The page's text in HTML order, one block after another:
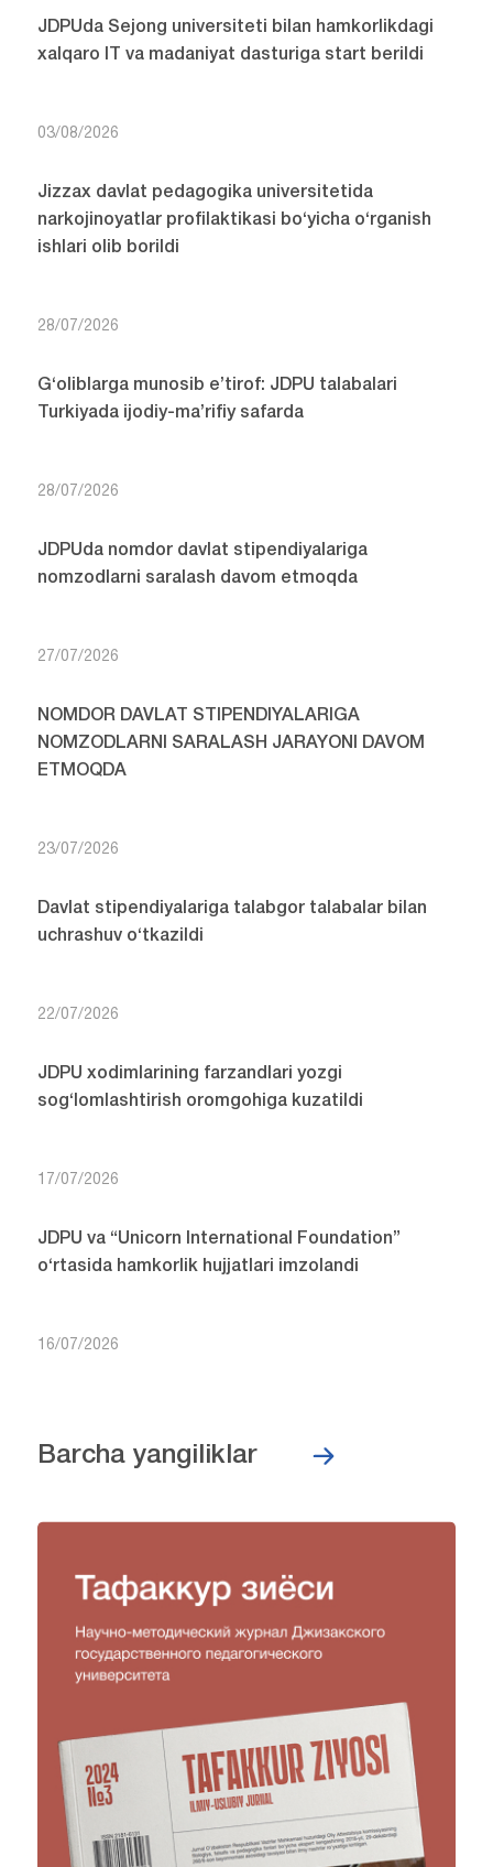
JDPUda Sejong universiteti bilan hamkorlikdagi
xalqaro IT va madaniyat dasturiga start berildi
03/08/2026
Jizzax davlat pedagogika universitetida
narkojinoyatlar profilaktikasi bo‘yicha o‘rganish
ishlari olib borildi
28/07/2026
G‘oliblarga munosib e’tirof: JDPU talabalari
Turkiyada ijodiy-ma’rifiy safarda
28/07/2026
JDPUda nomdor davlat stipendiyalariga
nomzodlarni saralash davom etmoqda
27/07/2026
NOMDOR DAVLAT STIPENDIYALARIGA
NOMZODLARNI SARALASH JARAYONI DAVOM
ETMOQDA
23/07/2026
Davlat stipendiyalariga talabgor talabalar bilan
uchrashuv o‘tkazildi
22/07/2026
JDPU xodimlarining farzandlari yozgi
sog‘lomlashtirish oromgohiga kuzatildi
17/07/2026
JDPU va “Unicorn International Foundation”
o‘rtasida hamkorlik hujjatlari imzolandi
16/07/2026
Barcha yangiliklar